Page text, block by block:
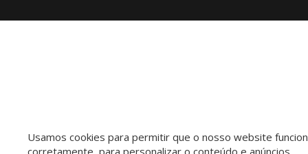
Usamos cookies para permitir que o nosso website
corretamente, para personalizar o conteúdo e anúncios,